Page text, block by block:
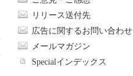
リリース送付先
広告に関するお問い合わせ
メールマガジン
Specialインデックス